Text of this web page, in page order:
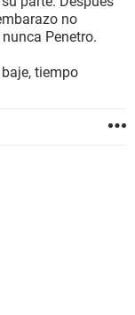
no
Penetro.
tiempo